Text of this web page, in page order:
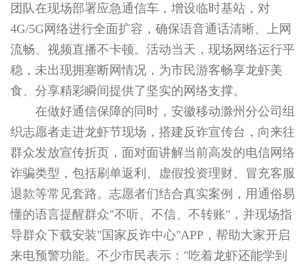
团队在现场部署应急通信车，增设临时基站，对
4G/5G网络进行全面扩容，确保语音通话清晰、上网
流畅、视频直播不卡顿。活动当天，现场网络运行平
稳，未出现拥塞断网情况，为市民游客畅享龙虾美
食、分享精彩瞬间提供了坚实的网络支撑。
在做好通信保障的同时，安徽移动滁州分公司组
织志愿者走进龙虾节现场，搭建反诈宣传台，向来往
群众发放宣传折页，面对面讲解当前高发的电信网络
诈骗类型，包括刷单返利、虚假投资理财、冒充客服
退款等常见套路。志愿者们结合真实案例，用通俗易
懂的语言提醒群众"不听、不信、不转账"，并现场指
导群众下载安装"国家反诈中心"APP，帮助大家开启
来电预警功能。不少市民表示："吃着龙虾还能学到